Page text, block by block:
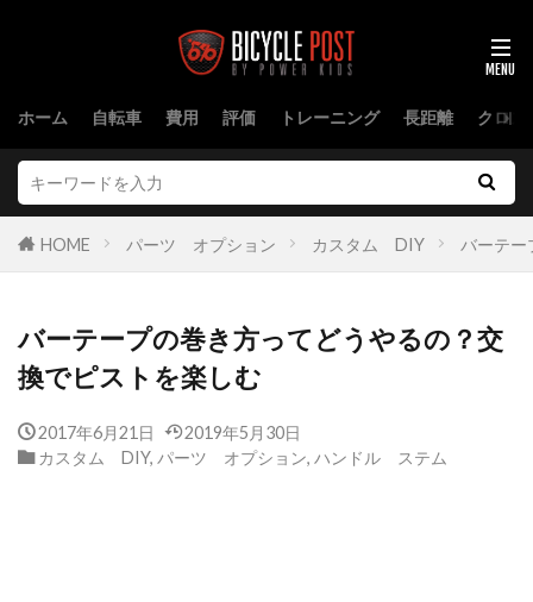
ホーム 自転車 費用 評価 トレーニング 長距離 クロス
HOME パーツ オプション カスタム DIY バーテー
バーテープの巻き方ってどうやるの？交
換でピストを楽しむ
2017年6月21日
2019年5月30日
カスタム DIY, パーツ オプション, ハンドル ステム